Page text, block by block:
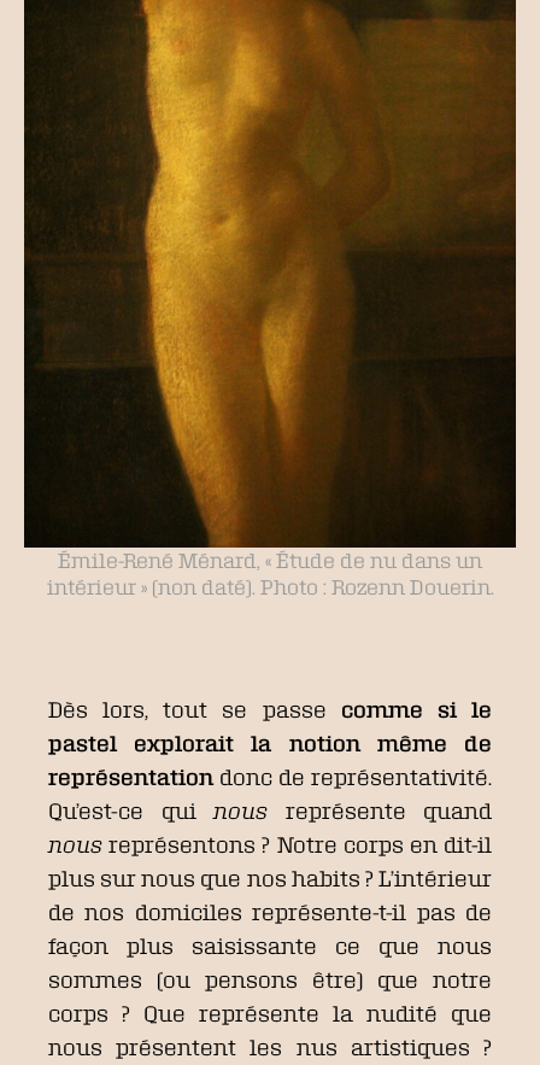
Émile-René Ménard, « Étude de nu dans un
intérieur » (non daté). Photo : Rozenn Douerin.
Dès lors, tout se passe comme si le
pastel explorait la notion même de
représentationdonc de représentativité.
Qu’est-ce qui nous représente quand
nous représentons ? Notre corps en dit-il
plus sur nous que nos habits ? L’intérieur
de nos domiciles représente-t-il pas de
façon plus saisissante ce que nous
sommes (ou pensons être) que notre
corps ? Que représente la nudité que
nous présentent les nus artistiques ?